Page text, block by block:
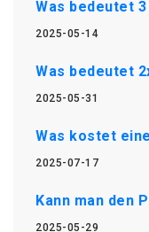
Was bedeutet
2025-05-14
Was bedeutet
2025-05-31
Was kostet
2025-07-17
Kann man den
2025-05-29